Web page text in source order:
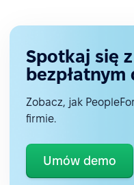
Spotkaj się
bezpłatnym
Zobacz, jak
firmie.
Umów demo